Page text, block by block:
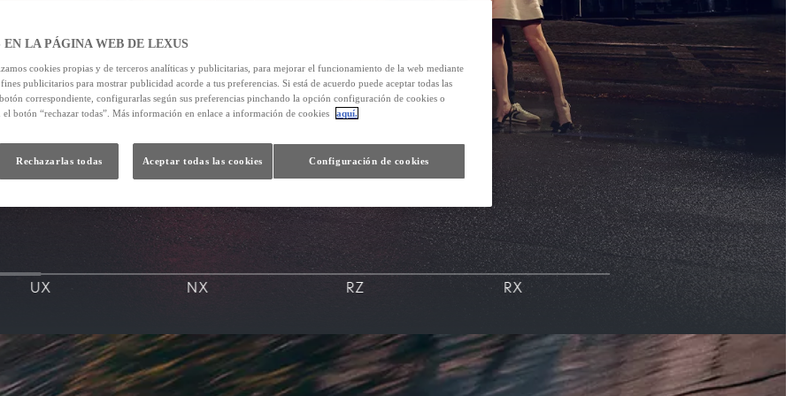
UX NX RZ​ RX ES
EN LA PÁGINA WEB DE LEXUS
cookies propias y de terceros analíticas y publicitarias, para mejorar el funcionamiento de la web mediante
publicitarios para mostrar publicidad acorde a tus preferencias. Si está de acuerdo puede aceptar todas las
correspondiente, configurarlas según sus preferencias pinchando la opción configuración de cookies o
el botón “rechazar todas”. Más información en enlace a información de cookies
aquí.
Configuración de cookies
Rechazarlas todas Aceptar todas las cookies